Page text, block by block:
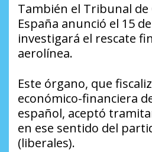
También el Tribunal de
España anunció el 15
investigará el rescate
aerolínea.
Este órgano, que
económico-financiera
español, aceptó
en ese sentido del
(liberales).